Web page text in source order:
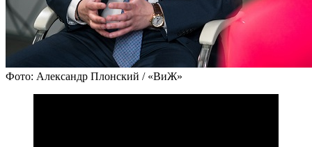
Фото: Александр Плонский / «ВиЖ»